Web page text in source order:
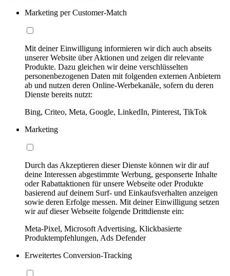
Marketing per Customer-Match
Mit deiner Einwilligung informieren wir dich auch abseits
unserer Website über Aktionen und zeigen dir relevante
Produkte. Dazu gleichen wir deine verschlüsselten
personenbezogenen Daten mit folgenden externen Anbietern
ab und nutzen deren Online-Werbekanäle, sofern du deren
Dienste bereits nutzt:
Bing, Criteo, Meta, Google, LinkedIn, Pinterest, TikTok
Marketing
Durch das Akzeptieren dieser Dienste können wir dir auf
deine Interessen abgestimmte Werbung, gesponserte Inhalte
oder Rabattaktionen für unsere Webseite oder Produkte
basierend auf deinem Surf- und Einkaufsverhalten anzeigen
sowie deren Erfolge messen. Mit deiner Einwilligung setzen
wir auf dieser Webseite folgende Drittdienste ein:
Meta-Pixel, Microsoft Advertising, Klickbasierte
Produktempfehlungen, Ads Defender
Erweitertes Conversion-Tracking